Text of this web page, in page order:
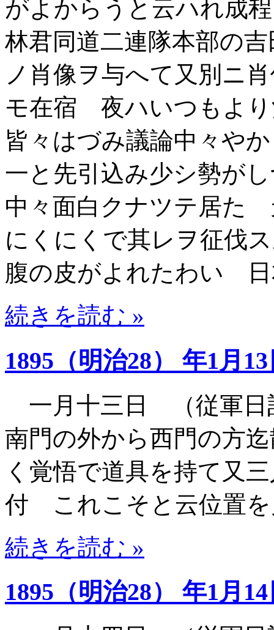
がよからうと云ハれ成
林君同道二連隊本部の
ノ肖像ヲ与へて又別ニ
モ在宿 夜ハいつもよ
皆々はづみ議論中々や
一と先引込み少シ勢が
中々面白クナツテ居た
にくにくで其レヲ征伐
腹の皮がよれたわい 日
続きを読む »
1895（明治28） 年1月
一月十三日 （従軍
南門の外から西門の方
く覚悟で道具を持て又
付 これこそと云位置を
続きを読む »
1895（明治28） 年1月